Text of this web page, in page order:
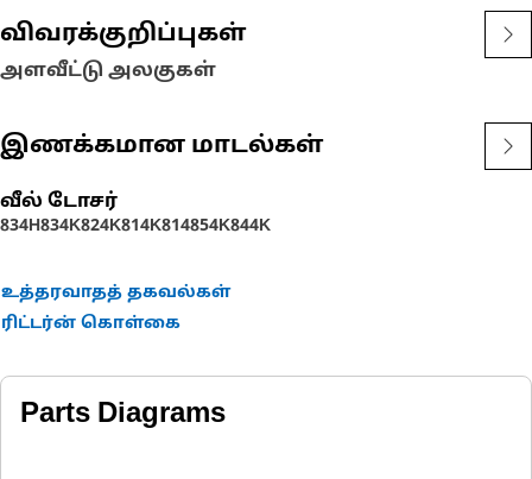
விவரக்குறிப்புகள்
அளவீட்டு அலகுகள்
இணக்கமான மாடல்கள்
வீல் டோசர்
834H834K824K814K814854K844K
உத்தரவாதத் தகவல்கள்
ரிட்டர்ன் கொள்கை
Parts Diagrams